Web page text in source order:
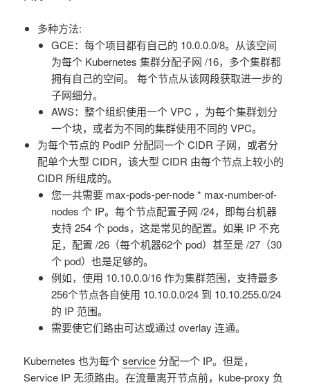
多种方法:
GCE：每个项目都有自己的 10.0.0.0/8。从该空间
为每个 Kubernetes 集群分配子网 /16，多个集群都
拥有自己的空间。 每个节点从该网段获取进一步的
子网细分。
AWS：整个组织使用一个 VPC ，为每个集群划分
一个块，或者为不同的集群使用不同的 VPC。
为每个节点的 PodIP 分配同一个 CIDR 子网，或者分
配单个大型 CIDR，该大型 CIDR 由每个节点上较小的
CIDR 所组成的。
您一共需要 max-pods-per-node * max-number-of-
nodes 个 IP。每个节点配置子网 /24，即每台机器
支持 254 个 pods，这是常见的配置。如果 IP 不充
足，配置 /26（每个机器62个 pod）甚至是 /27（30
个 pod）也是足够的。
例如，使用 10.10.0.0/16 作为集群范围，支持最多
256个节点各自使用 10.10.0.0/24 到 10.10.255.0/24
的 IP 范围。
需要使它们路由可达或通过 overlay 连通。
Kubernetes 也为每个service 分配一个 IP。但是，
Service IP 无须路由。在流量离开节点前，kube-proxy 负